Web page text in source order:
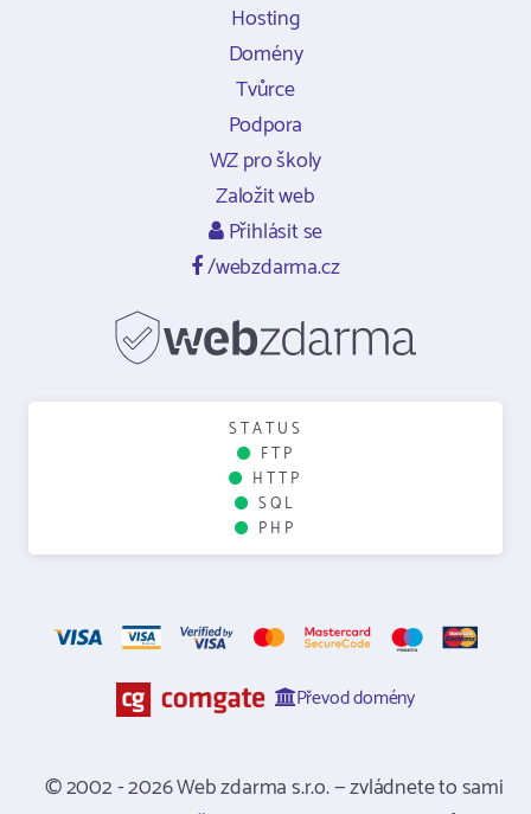
Hosting
Domény
Tvůrce
Podpora
WZ pro školy
Založit web
Přihlásit se
/webzdarma.cz
STATUS
FTP
HTTP
SQL
PHP
Převod domény
© 2002 - 2026 Web zdarma s.r.o. — zvládnete to sami